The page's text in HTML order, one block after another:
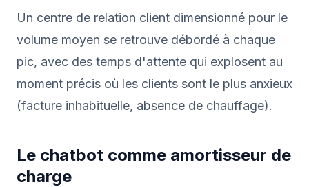
Un centre de relation client dimensionné pour le
volume moyen se retrouve débordé à chaque
pic, avec des temps d'attente qui explosent au
moment précis où les clients sont le plus anxieux
(facture inhabituelle, absence de chauffage).
Le chatbot comme amortisseur de
charge